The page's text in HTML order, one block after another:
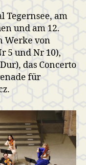
Tegernsee, am
und am 12.
Werke von
5 und Nr 10),
das Concerto
für